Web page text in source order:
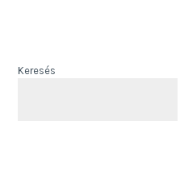
Keresés